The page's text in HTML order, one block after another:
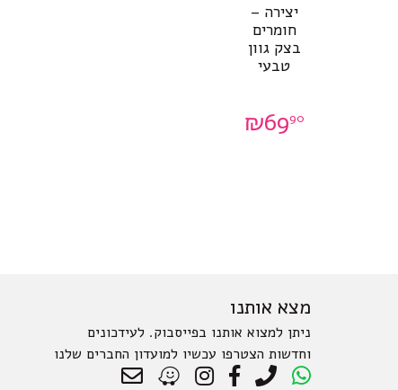
יצירה –
חומרים
בצק גוון
טבעי
₪6990
מצא אותנו
ניתן למצוא אותנו בפייסבוק. לעידכונים
וחדשות הצטרפו עכשיו למועדון החברים שלנו